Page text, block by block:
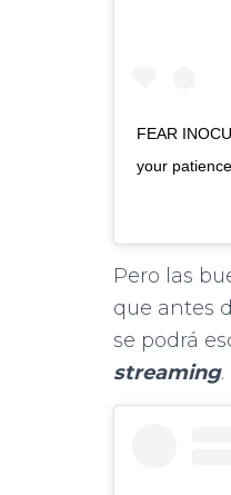
FEAR
your patience.
Pero las
que antes
se podrá
streaming.